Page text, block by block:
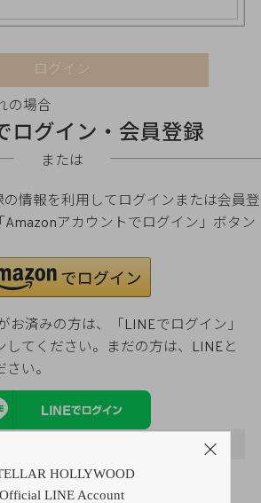
ログイン
の場合
ログイン・会員登録
または
情報を利用してログインまたは会員登
アカウントでログイン」ボタン
お済みの方は、「LINEでログイン」
てください。まだの方は、
LINEと
い。
でないお客様
イント還元
HOLLYWOOD
Official LINE Account